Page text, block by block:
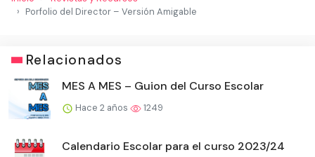
Porfolio del Director – Versión Amigable
Relacionados
MES A MES – Guion del Curso Escolar
Hace 2 años 1249
Calendario Escolar para el curso 2023/24